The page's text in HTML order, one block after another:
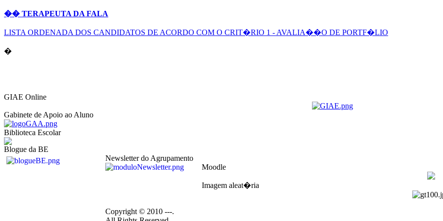
�� TERAPEUTA DA FALA
LISTA ORDENADA DOS CANDIDATOS DE ACORDO COM O CRIT�RIO 1 - AVALIA��O DE PORTF�LIO
�
GIAE Online
Gabinete de Apoio ao Aluno
Biblioteca Escolar
Blogue da BE
Newsletter do Agrupamento
Moodle
Imagem aleat�ria
Copyright © 2010 ---.